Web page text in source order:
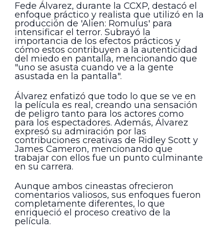
Fede Álvarez, durante la CCXP, destacó el
enfoque práctico y realista que utilizó en la
producción de 'Alien: Romulus' para
intensificar el terror. Subrayó la
importancia de los efectos prácticos y
cómo estos contribuyen a la autenticidad
del miedo en pantalla, mencionando que
"uno se asusta cuando ve a la gente
asustada en la pantalla".
Álvarez enfatizó que todo lo que se ve en
la película es real, creando una sensación
de peligro tanto para los actores como
para los espectadores. Además, Álvarez
expresó su admiración por las
contribuciones creativas de Ridley Scott y
James Cameron, mencionando que
trabajar con ellos fue un punto culminante
en su carrera.
Aunque ambos cineastas ofrecieron
comentarios valiosos, sus enfoques fueron
completamente diferentes, lo que
enriqueció el proceso creativo de la
película.